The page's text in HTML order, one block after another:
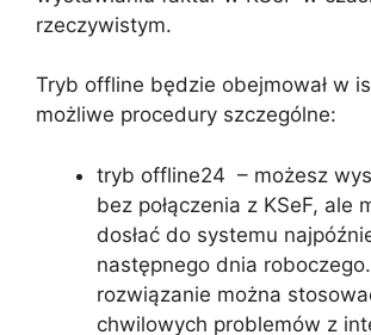
rzeczywistym.
Tryb offline będzie obejmował w
możliwe procedury szczególne:
tryb offline24 – możesz
bez połączenia z KSeF, ale
dosłać do systemu
następnego dnia
rozwiązanie można
chwilowych problemów z